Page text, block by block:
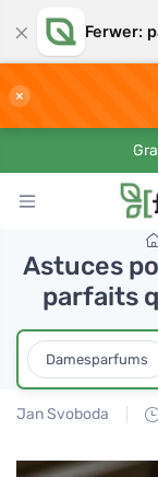
× Ferwer:
×
Astuces
parfaits
Damesparfums
Jan Svoboda